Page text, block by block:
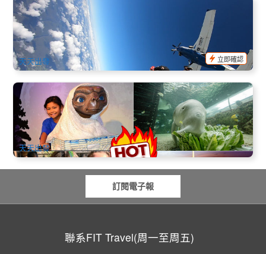
悉尼跳傘家 | 威爾頓 高空跳傘 (Sydney Skydivers Wilton
Jump) 草地降落
1.6k 已預訂
AUD 303.00 $330.00
天天出發
立即確認
悉尼景點套票 | 杜莎夫人蠟像館、海洋生態水族館、雪梨塔、
悉尼室內野生動物園
6.6k 已預訂
AUD $64.00 $65.00
SYD04800
天天出發
訂閱電子報
聯系FIT Travel(周一至周五)